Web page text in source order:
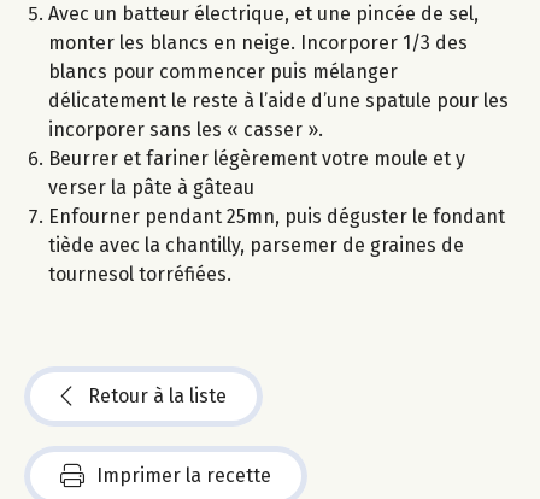
Avec un batteur électrique, et une pincée de sel,
monter les blancs en neige. Incorporer 1/3 des
blancs pour commencer puis mélanger
délicatement le reste à l’aide d’une spatule pour les
incorporer sans les « casser ».
Beurrer et fariner légèrement votre moule et y
verser la pâte à gâteau
Enfourner pendant 25mn, puis déguster le fondant
tiède avec la chantilly, parsemer de graines de
tournesol torréfiées.
Retour à la liste
Imprimer la recette